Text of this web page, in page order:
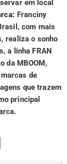
em local
Franciny
com mais
realiza o sonho
a linha FRAN
da MBOOM,
de
que trazem
principal